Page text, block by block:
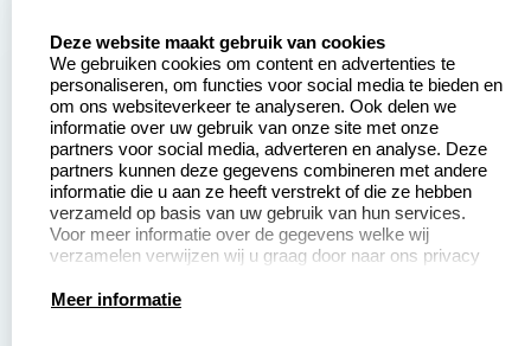
Aanvraag op maat
Betaling &
Verzending
Wederverkoper
worden
Sale
Contact opnemen
Veel gestelde vragen
Retourneren
Herroepingsrecht
Productinformatie:
Deze website maakt gebruik van cookies
We gebruiken cookies om content en advertenties te
personaliseren, om functies voor social media te bieden en
om ons websiteverkeer te analyseren. Ook delen we
informatie over uw gebruik van onze site met onze
partners voor social media, adverteren en analyse. Deze
partners kunnen deze gegevens combineren met andere
informatie die u aan ze heeft verstrekt of die ze hebben
verzameld op basis van uw gebruik van hun services.
Voor meer informatie over de gegevens welke wij
verzamelen verwijzen wij u graag door naar ons privacy
Meer informatie